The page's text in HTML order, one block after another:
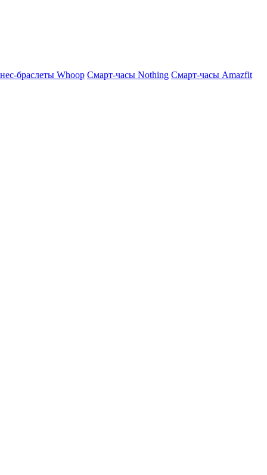
браслеты Whoop Смарт-часы Nothing Смарт-часы Amazfit